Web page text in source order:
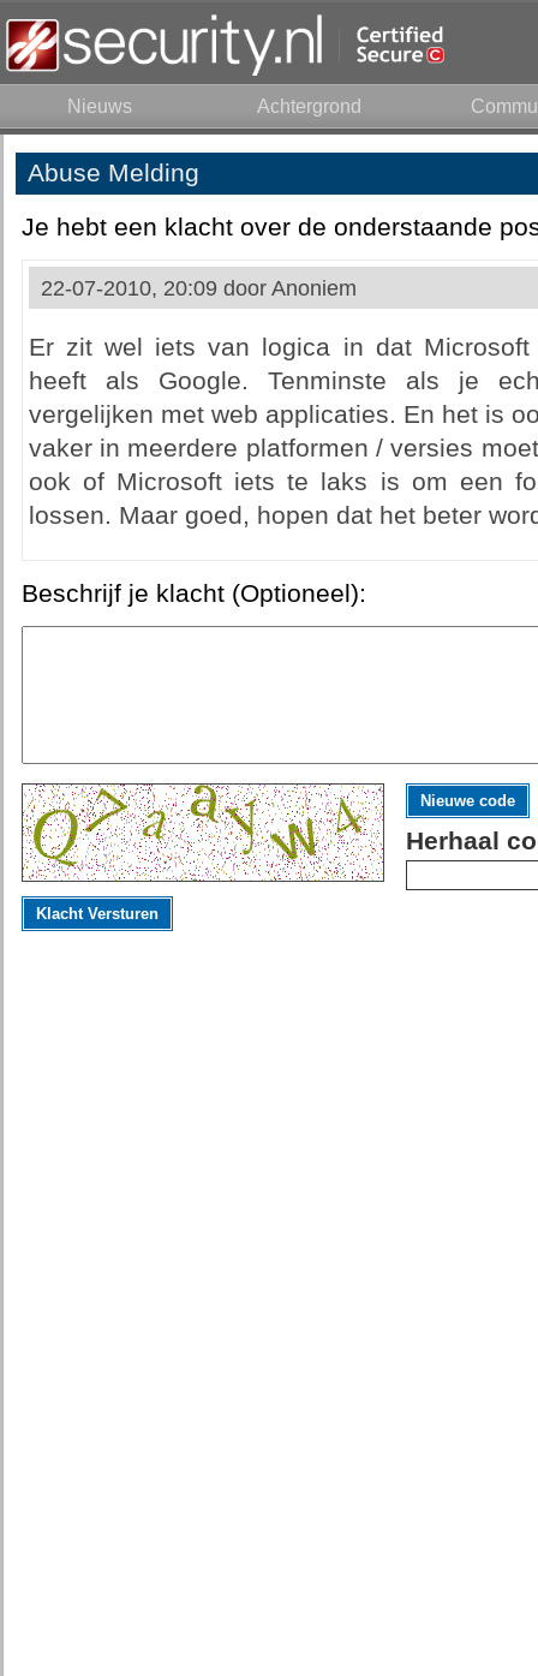
Nieuws Achtergrond
Abuse Melding
Je hebt een klacht over de onderstaande
22-07-2010, 20:09 door Anoniem
Er zit wel iets van logica in dat Microsoft
heeft als Google. Tenminste als je
vergelijken met web applicaties. En het is
vaker in meerdere platformen / versies
ook of Microsoft iets te laks is om een
lossen. Maar goed, hopen dat het beter
Beschrijf je klacht (Optioneel):
Nieuwe code
Herhaal
Klacht Versturen